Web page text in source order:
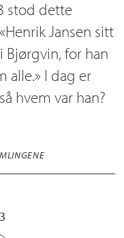
stod dette
Jansen sitt
Bjørgvin, for han
alle.» I dag er
hvem var han?